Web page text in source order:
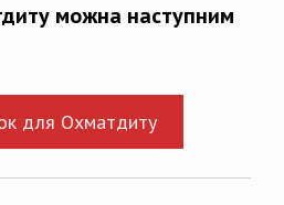
можна наступним
для Охматдиту